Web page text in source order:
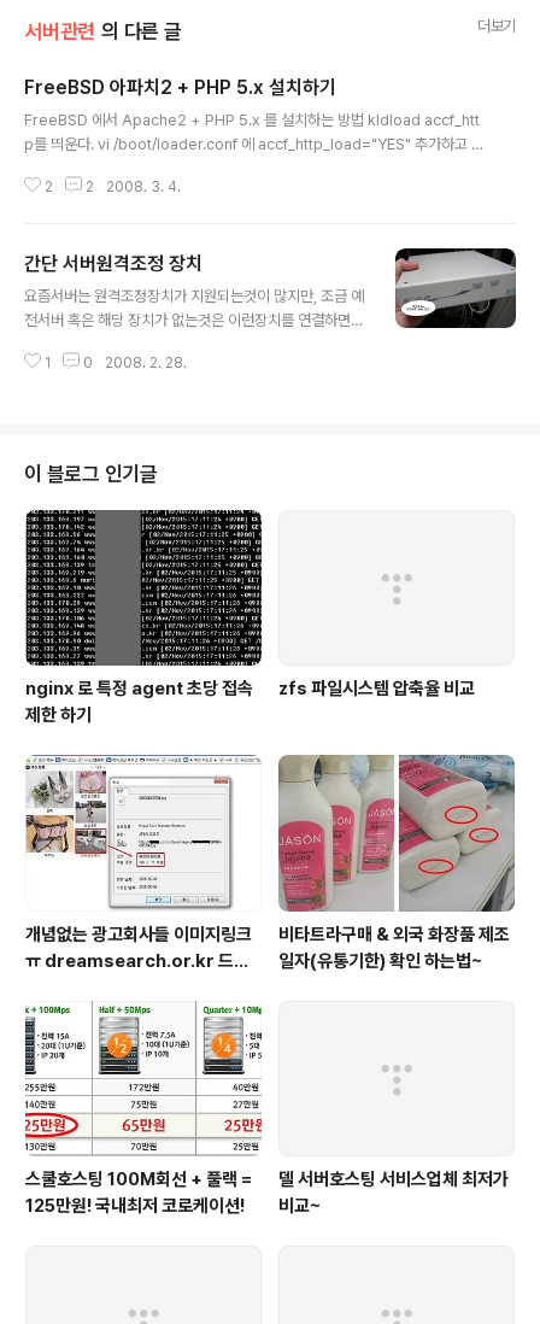
서버관련 의 다른 글 더보기
FreeBSD 아파치2 + PHP 5.x 설치하기
FreeBSD 에서 Apache2 + PHP 5.x 를 설치하는 방법 kldload accf_htt
p를 띄운다. vi /boot/loader.conf 에 accf_http_load="YES" 추가하고 리
가하고 커널컴팔 후 리부팅한다. 최신 아파치(현재는 2.2.8) 을 가져와서 소스
rs --enable-rewrite --enable-deflate --enable-so --with-includ
ed-apr PHP를..
2 2 2008. 3. 4.
간단 서버원격조정 장치
요즘서버는 원격조정장치가 지원되는것이 많지만, 조금 예
전서버 혹은 해당 장치가 없는것은 이런장치를 연결하면
긴하지만 70만원선.. 생각보다 작은크기~ 뒷면에는 LAN
결해서 셋팅하는 메뉴화면 . 쉽게 관리 랜셋팅이나 비번을
설정할 수 있다. 관리 IP로 설정한 IP로 웹접속시 인증을 거
치면 위와 같은 화면이 나오고 현재 서버(PC)의 화면을 썸
네일 형태로 보여준다. 썸네일 이미지를 클릭하면 아래와
같이 직접 서버컨트롤이 가능하다. 위의 화면은 원격지의
서버의 cmos화면에 들어가서 셋팅..
1 0 2008. 2. 28.
이 블로그 인기글
nginx 로 특정 agent 초당 접속
제한 하기
zfs 파일시스템 압축율 비교
개념없는 광고회사들 이미지링크
ㅠ dreamsearch.or.kr 드림
비타트라구매 & 외국 화장품 제조
일자(유통기한) 확인 하는법~
스쿨호스팅 100M회선 + 풀랙 =
125만원! 국내최저 코로케이션!
델 서버호스팅 서비스업체 최저가
비교~